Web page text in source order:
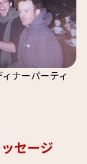
ナーパーティ
セージ